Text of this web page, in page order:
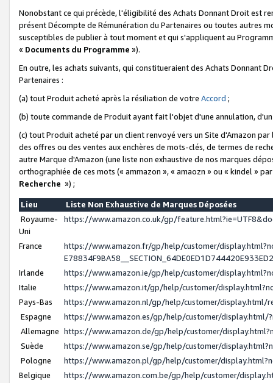
Nonobstant ce qui précède, l'éligibilité des Achats Donnant Droit est
présent Décompte de Rémunération du Partenaires ou toutes autres
susceptibles de publier à tout moment et qui s'appliquent au
« Documents du Programme »).
En outre, les achats suivants, qui constitueraient des Achats Donnant
Partenaires :
(a) tout Produit acheté après la résiliation de votre Accord ;
(b) toute commande de Produit ayant fait l'objet d'une annulation,
(c) tout Produit acheté par un client renvoyé vers un Site d'Amazon
des offres ou des ventes aux enchères de mots-clés, de termes de
autre Marque d'Amazon (une liste non exhaustive de nos marques
orthographiée de ces mots (« ammazon », « amaozn » ou « kindel »
Recherche ») ;
Lieu
Liste Non Exhaustive de Marques Déposées
Royaume-
Uni
https://www.amazon.co.uk/gp/
France
https://www.amazon.fr/gp/help/customer/
Irlande
https://www.amazon.ie/gp/help/customer/
Italie
https://www.amazon.it/gp/help/customer/
Pays-Bas
https://www.amazon.nl/gp/help/customer/display.html/
Espagne
https://www.amazon.es/gp/help/customer/display.html/
Allemagne https://www.amazon.de/gp/help/customer/
Suède
https://www.amazon.se/gp/help/customer/
Pologne
https://www.amazon.pl/gp/help/customer/
Belgique
https://www.amazon.com.be/gp/help/customer/